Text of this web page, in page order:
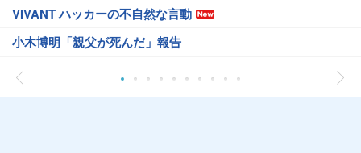
VIVANT ハッカーの不自然な言動
小木博明「親父が死んだ」報告